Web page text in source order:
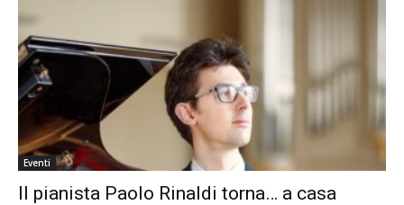
Eventi
Il pianista Paolo Rinaldi torna… a casa